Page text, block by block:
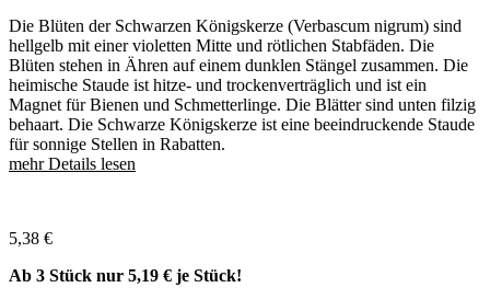
Die Blüten der Schwarzen Königskerze (Verbascum nigrum) sind
hellgelb mit einer violetten Mitte und rötlichen Stabfäden. Die
Blüten stehen in Ähren auf einem dunklen Stängel zusammen. Die
heimische Staude ist hitze- und trockenverträglich und ist ein
Magnet für Bienen und Schmetterlinge. Die Blätter sind unten filzig
behaart. Die Schwarze Königskerze ist eine beeindruckende Staude
für sonnige Stellen in Rabatten.
mehr Details lesen
5,38 €
Ab 3 Stück nur 5,19 € je Stück!